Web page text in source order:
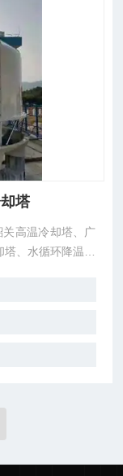
塔
高温冷却塔、广
、水循环降温冷